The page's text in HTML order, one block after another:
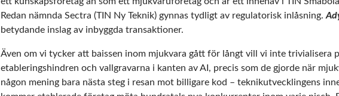
Redan nämnda Sectra (TIN Ny Teknik) gynnas tydligt av regulatorisk inlåsning.
betydande inslag av inbyggda transaktioner.
Även om vi tycker att baissen inom mjukvara gått för långt vill vi inte trivialisera
etableringshindren och vallgravarna i kanten av AI, precis som de gjorde när
någon mening bara nästa steg i resan mot billigare kod – teknikutvecklingens